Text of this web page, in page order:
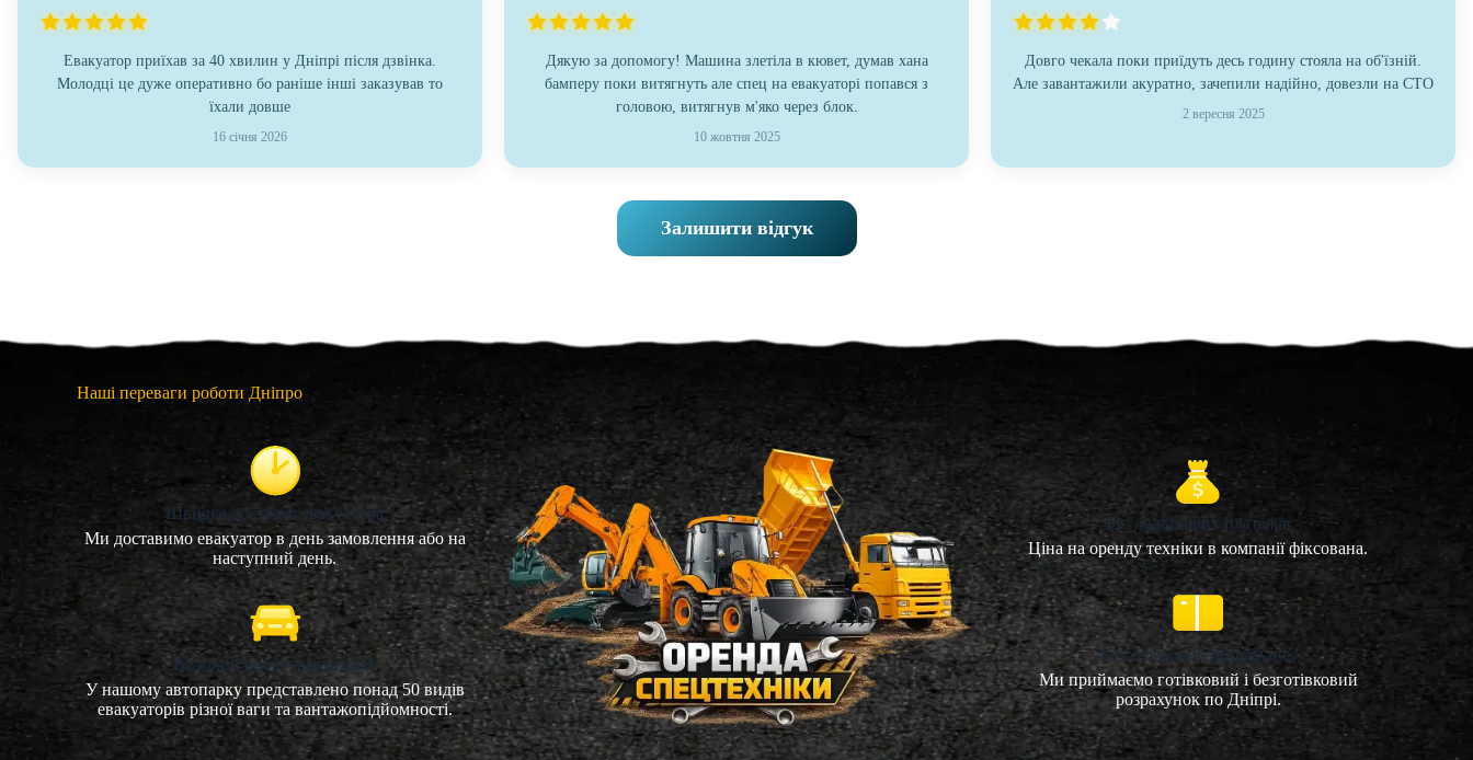
Евакуатор приїхав за 40 хвилин у Дніпрі після дзвінка.
Молодці це дуже оперативно бо раніше інші заказував то
їхали довше
16 січня 2026
Дякую за допомогу! Машина злетіла в кювет, думав хана
бамперу поки витягнуть але спец на евакуаторі попався з
головою, витягнув м'яко через блок.
10 жовтня 2025
Довго чекала поки приїдуть десь годину стояла на об'їзній.
Але завантажили акуратно, зачепили надійно, довезли на СТО
2 вересня 2025
Залишити відгук
Наші переваги роботи Дніпро
Швидка доставка евакуатора
Ми доставимо евакуатор в день замовлення або на
наступний день.
Великий вибір евакуаторів
У нашому автопарку представлено понад 50 видів
евакуаторів різної ваги та вантажопідйомності.
Без додаткових платежів
Ціна на оренду техніки в компанії фіксована.
Безготівковий розрахунок
Ми приймаємо готівковий і безготівковий
розрахунок по Дніпрі.